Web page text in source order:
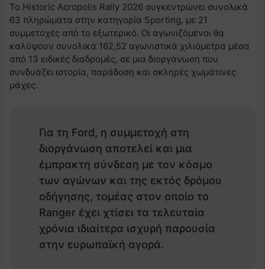
Το Historic Acropolis Rally 2026 συγκεντρώνει συνολικά
63 πληρώματα στην κατηγορία Sporting, με 21
συμμετοχές από το εξωτερικό. Οι αγωνιζόμενοι θα
καλύψουν συνολικά 162,52 αγωνιστικά χιλιόμετρα μέσα
από 13 ειδικές διαδρομές, σε μια διοργάνωση που
συνδυάζει ιστορία, παράδοση και σκληρές χωμάτινες
μάχες.
Για τη Ford, η συμμετοχή στη
διοργάνωση αποτελεί και μια
έμπρακτη σύνδεση με τον κόσμο
των αγώνων και της εκτός δρόμου
οδήγησης, τομέας στον οποίο το
Ranger έχει χτίσει τα τελευταία
χρόνια ιδιαίτερα ισχυρή παρουσία
στην ευρωπαϊκή αγορά.